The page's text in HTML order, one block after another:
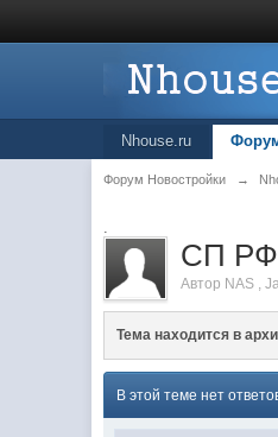
Nhouse.ru
Форум Новостройки →
.
СП РФ
Автор NAS ,
Тема находится в
В этой теме нет